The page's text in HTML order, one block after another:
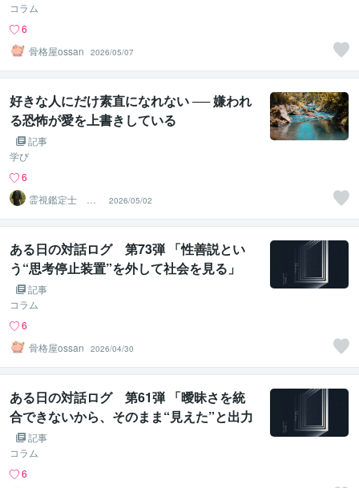
コラム
6
骨格屋ossan
2026/05/07
好きな人にだけ素直になれない ── 嫌われ
る恐怖が愛を上書きしている
記事
学び
6
霊視鑑定士 神
凪
2026/05/02
ある日の対話ログ 第73弾 「性善説とい
う“思考停止装置”を外して社会を見る」
記事
コラム
6
骨格屋ossan
2026/04/30
ある日の対話ログ 第61弾 「曖昧さを統
合できないから、そのまま“見えた”と出力
してしまう」
記事
コラム
6